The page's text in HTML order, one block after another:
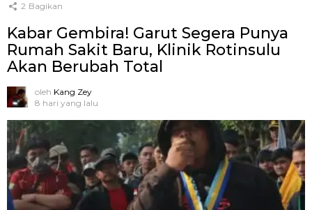
2 Bagikan
Kabar Gembira! Garut Segera Punya
Rumah Sakit Baru, Klinik Rotinsulu
Akan Berubah Total
oleh Kang Zey
8 hari yang lalu